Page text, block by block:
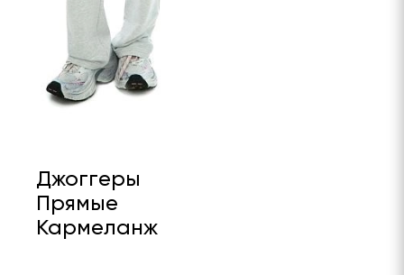
Джоггеры
Прямые
Кармеланж